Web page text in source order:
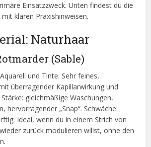
Einsatzzweck. Unten findest du die
klaren Praxishinweisen.
Naturhaar
(Sable)
und Tinte. Sehr feines,
überragender Kapillarwirkung und
gleichmäßige Waschungen,
hervorragender „Snap“. Schwäche:
Ideal, wenn du in einem Strich von
zurück modulieren willst, ohne den